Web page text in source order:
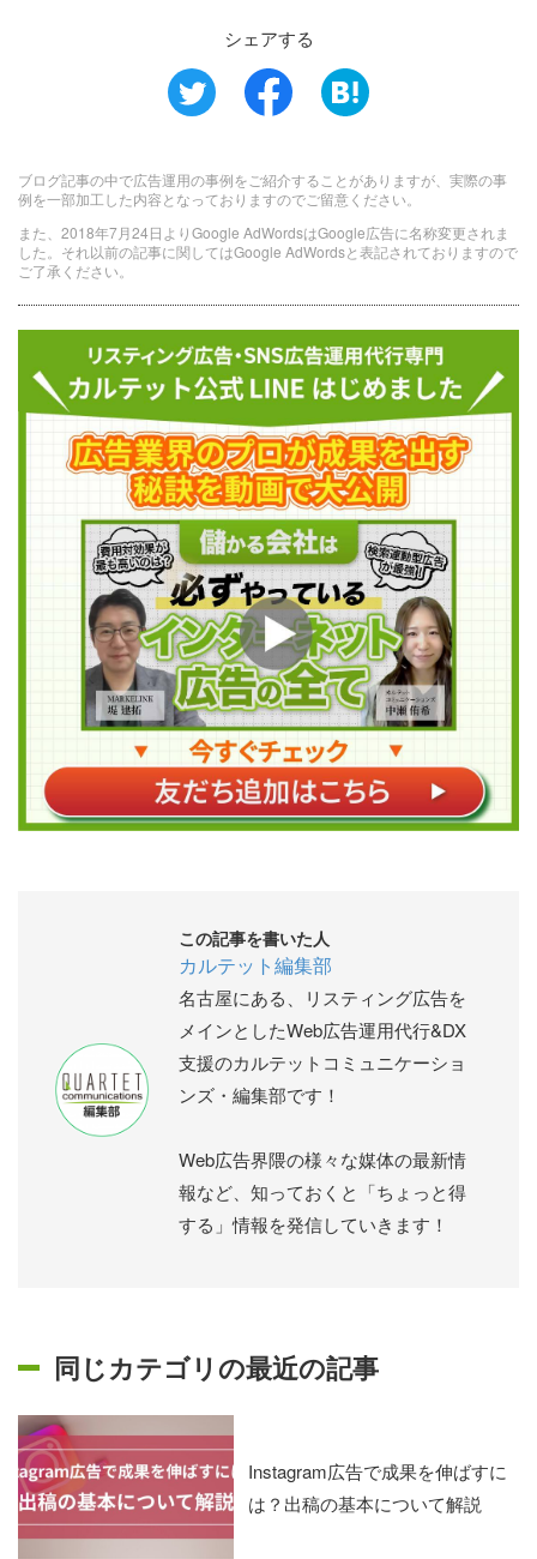
シェアする
ブログ記事の中で広告運用の事例をご紹介することがありますが、実際の事
例を一部加工した内容となっておりますのでご留意ください。
また、2018年7月24日よりGoogle AdWordsはGoogle広告に名称変更されま
した。それ以前の記事に関してはGoogle AdWordsと表記されておりますので
ご了承ください。
この記事を書いた人
カルテット編集部
名古屋にある、リスティング広告を
メインとしたWeb広告運用代行&DX
支援のカルテットコミュニケーショ
ンズ・編集部です！
Web広告界隈の様々な媒体の最新情
報など、知っておくと「ちょっと得
する」情報を発信していきます！
同じカテゴリの最近の記事
Instagram広告で成果を伸ばすに
は？出稿の基本について解説